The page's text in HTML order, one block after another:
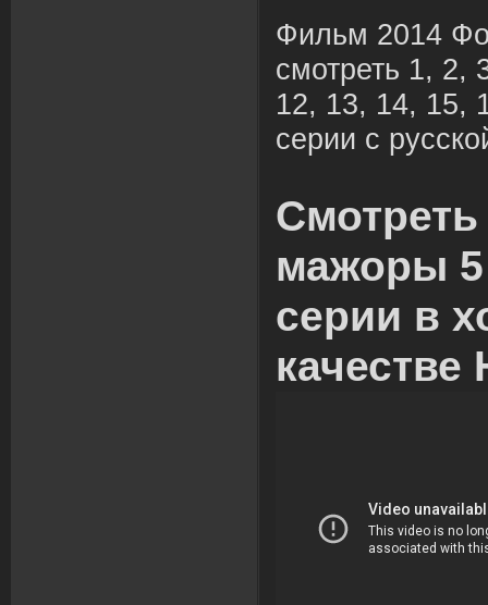
Фильм 2014
смотреть 1, 2,
12, 13, 14, 15,
серии с
мажоры 5
серии в
качестве